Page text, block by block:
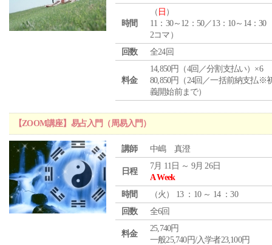
時間
（ 日 ）
11：30～12：50／13：10～14：30
2コマ）
回数
全24回
料金
14,850円（4回／分割支払い）×6
80,850円（24回／一括前納支払※
義開始前まで）
【ZOOM講座】易占入門（周易入門）
講師 中嶋 真澄
日程
7月 11日 ～ 9月 26日
A Week
時間
（火 ） 13 ：10 ～ 14 ：30
回数
全6回
料金
25,740円
一般25,740円/入学者23,100円